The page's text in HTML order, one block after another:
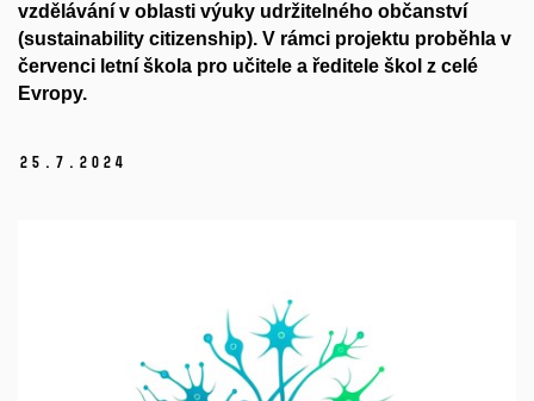
vzdělávání v oblasti výuky udržitelného občanství
(sustainability citizenship). V rámci projektu proběhla v
červenci letní škola pro učitele a ředitele škol z celé
Evropy.
25. 7. 2024